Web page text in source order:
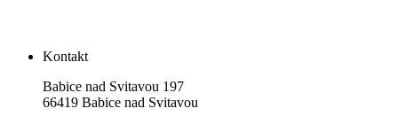
Kontakt
Babice nad Svitavou 197
66419 Babice nad Svitavou